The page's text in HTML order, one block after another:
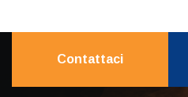
Contattaci